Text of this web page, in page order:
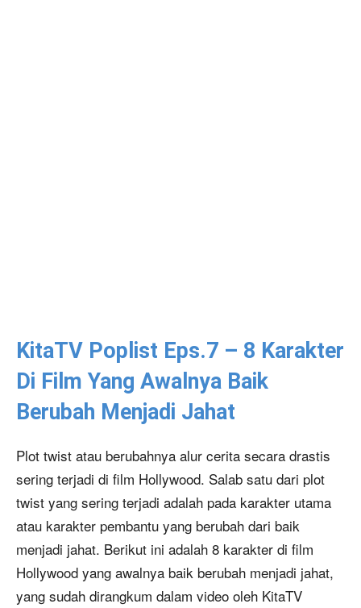
KitaTV Poplist Eps.7 – 8 Karakter
Di Film Yang Awalnya Baik
Berubah Menjadi Jahat
Plot twist atau berubahnya alur cerita secara drastis
sering terjadi di film Hollywood. Salab satu dari plot
twist yang sering terjadi adalah pada karakter utama
atau karakter pembantu yang berubah dari baik
menjadi jahat. Berikut ini adalah 8 karakter di film
Hollywood yang awalnya baik berubah menjadi jahat,
yang sudah dirangkum dalam video oleh KitaTV